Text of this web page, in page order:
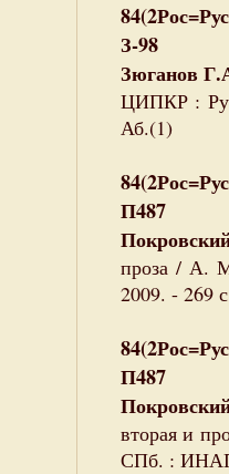
З-98
Зюганов
ЦИПКР :
Аб.(1)
П487
проза / А.
2009. - 269
П487
вторая и
СПб. :